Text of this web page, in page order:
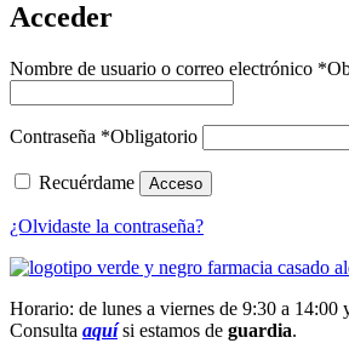
Acceder
Nombre de usuario o correo electrónico *
Contraseña *Obligatorio
Recuérdame Acceso
¿Olvidaste la contraseña?
Horario: de lunes a viernes de 9:30 a 14:00
Consulta aquísi estamos de guardia.